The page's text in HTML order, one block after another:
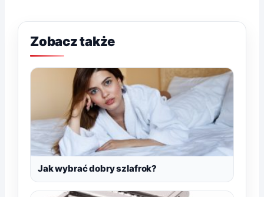
Zobacz także
Jak wybrać dobry szlafrok?